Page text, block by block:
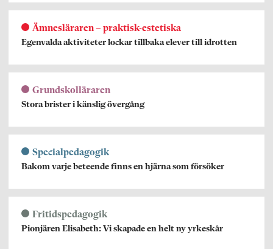
Ämnesläraren – praktisk-estetiska
Egenvalda aktiviteter lockar tillbaka elever till idrotten
Grundskolläraren
Stora brister i känslig övergång
Specialpedagogik
Bakom varje beteende finns en hjärna som försöker
Fritidspedagogik
Pionjären Elisabeth: Vi skapade en helt ny yrkeskår